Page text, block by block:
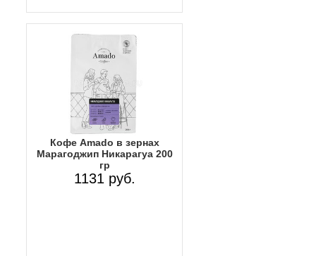
Кофе Amado в зернах
Марагоджип Никарагуа 200
гр
1131 руб.